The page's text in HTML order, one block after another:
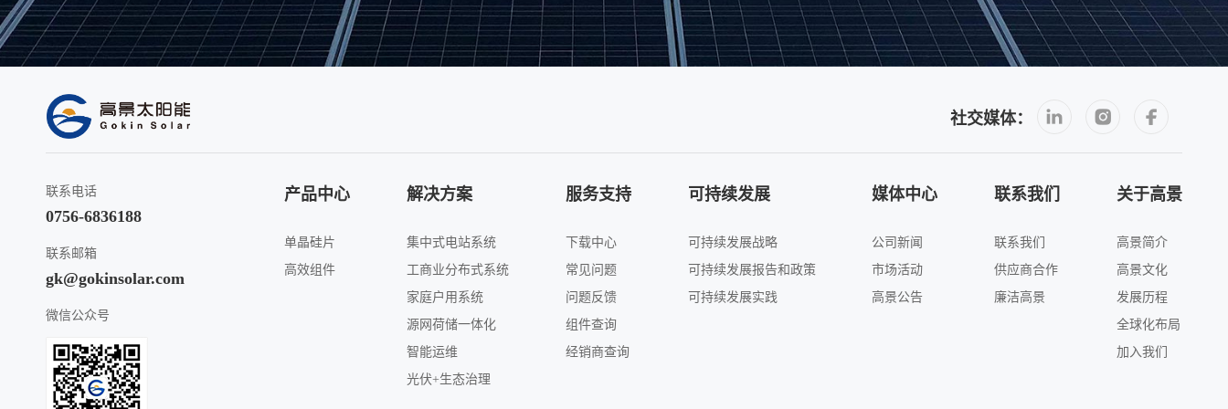
社交媒体：
联系电话
0756-6836188
联系邮箱
gk@gokinsolar.com
微信公众号
产品中心
单晶硅片
高效组件
解决方案
集中式电站系统
工商业分布式系统
家庭户用系统
源网荷储一体化
智能运维
光伏+生态治理
服务支持
下载中心
常见问题
问题反馈
组件查询
经销商查询
可持续发展
可持续发展战略
可持续发展报告和政策
可持续发展实践
媒体中心
公司新闻
市场活动
高景公告
联系我们
联系我们
供应商合作
廉洁高景
关于高景
高景简介
高景文化
发展历程
全球化布局
加入我们